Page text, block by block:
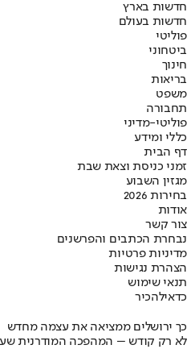
חדשות בארץ
חדשות בעולם
פוליטי
ביטחוני
חינוך
בריאות
משפט
תחבורה
פוליטי-מדיני
כללי ומידע
דף הבית
זמני כניסת וצאת שבת
מגזין השבוע
בחירות 2026
אודות
צור קשר
נבחרת הכתבים והפרשנים
מדיניות פרטיות
הצהרת נגישות
תנאי שימוש
כדאילהכיר
כך ירושלים ממציאה את עצמה מחדש
לא רק קודש – המהפכה המודרנית